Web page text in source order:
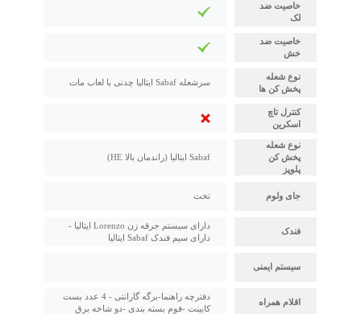
خاصیت ضد
لک
خاصیت ضد
خش
نوع شعله
پخش کن ها
سرشعله Sabaf ایتالیا چدنی با لعاب مات
کنترل تاچ
اسکرین
نوع شعله
پخش کن
پلوپز
Sabaf ایتالیا (راندمان بالا HE)
جای ولوم تخت
فندک
دارای سیستم جرقه زن Lorenzo ایتالیا -
دارای سیم فندک Sabaf ایتالیا
سیستم ایمنی
اقلام همراه
دفترچه راهنما-برگه گارانتی - 4 عدد بست
کابینت -فوم بسته بندی -دو شاخه برق